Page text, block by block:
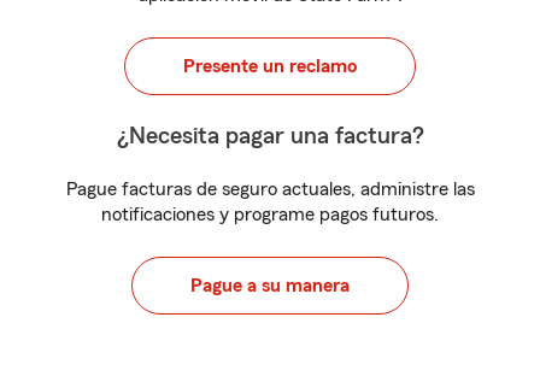
Presente un reclamo
¿Necesita pagar una factura?
Pague facturas de seguro actuales, administre las
notificaciones y programe pagos futuros.
Pague a su manera